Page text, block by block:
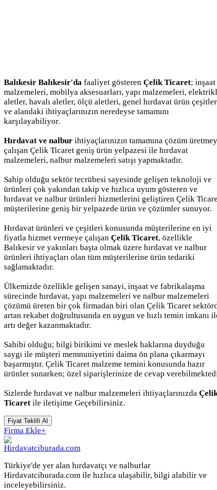
Balıkesir Balıkesir'da faaliyet gösteren Çelik Ticaret; inşaat
malzemeleri, mobilya aksesuarları, yapı malzemeleri,
aletler, havalı aletler, ölçü aletleri, genel hırdavat ürün
ve alandaki ihtiyaçlarınızın neredeyse tamamını
karşılayabiliyor.
Hırdavat ve nalbur ihtiyaçlarınızın tamamına çözüm
çalışan Çelik Ticaret geniş ürün yelpazesi ile hırdavat
malzemeleri, nalbur malzemeleri satışı yapmaktadır.
Sahip olduğu sektör tecrübesi sayesinde gelişen teknoloji ve
ürünleri çok yakından takip ve hızlıca uyum gösteren ve
hırdavat ve nalbur ürünleri hizmetlerini geliştiren Çelik
müşterilerine geniş bir yelpazede ürün ve çözümler sunuyor.
Hırdavat ürünleri ve çeşitleri konusunda müşterilerine en iyi
fiyatla hizmet vermeye çalışan Çelik Ticaret, özellikle
Balıkesir ve yakınları başta olmak üzere hırdavat ve nalbur
ürünleri ihtiyaçları olan tüm müşterilerine ürün tedariki
sağlamaktadır.
Ülkemizde özellikle gelişen sanayi, inşaat ve fabrikalaşma
sürecinde hırdavat, yapı malzemeleri ve nalbur malzemeleri
çözümü üreten bir çok firmadan biri olan Çelik Ticaret
artan rekabet doğrultusunda en uygun ve hızlı temin imkanı
artı değer kazanmaktadır.
Sahibi olduğu; bilgi birikimi ve meslek haklarına duyduğu
saygı ile müşteri memnuniyetini daima ön plana çıkarmayı
başarmıştır. Çelik Ticaret malzeme temini konusunda hazır
ürünler sunarken; özel siparişlerinize de cevap
Sizlerde hırdavat ve nalbur malzemeleri ihtiyaçlarınızda
Ticaret ile iletişime Geçebilirsiniz.
Fiyat Teklifi Al
Firma Ekle+
Türkiye'de yer alan hırdavatçı ve nalburlar
Hirdavatciburada.com ile hızlıca ulaşabilir, bilgi alabilir ve
inceleyebilirsiniz.